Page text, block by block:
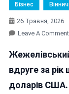
Бізнес
26 Травня, 2026
Leave A Comment
Жежелівський
вдруге за
доларів США.